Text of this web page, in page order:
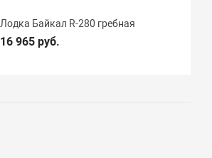
Лодка Байкал R-280 гребная
16 965 руб.